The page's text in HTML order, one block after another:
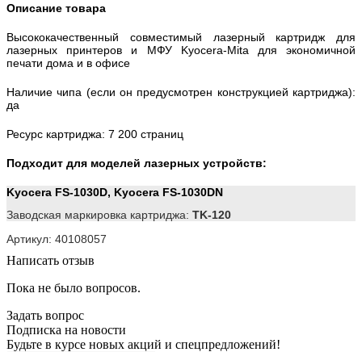
Описание товара
Высококачественный совместимый лазерный картридж для
лазерных принтеров и МФУ Kyocera-Mita для экономичной
печати дома и в офисе
Наличие чипа (если он предусмотрен конструкцией картриджа):
да
Ресурс картриджа: 7 200 страниц
Подходит для моделей лазерных устройств:
Kyocera FS-1030D, Kyocera FS-1030DN
Заводская маркировка картриджа: TK-120
Артикул: 40108057
Написать отзыв
Пока не было вопросов.
Задать вопрос
Подписка на новости
Будьте в курсе новых акций и спецпредложений!